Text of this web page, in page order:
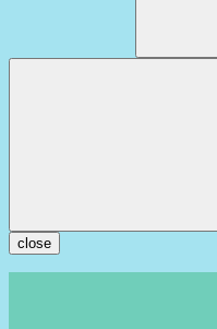
close